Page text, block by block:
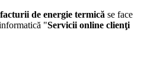
de energie termică se face
"Servicii online clienţi